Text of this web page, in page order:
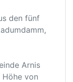
den fünf
Arnis
von